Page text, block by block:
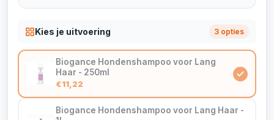
Kies je uitvoering 3 opties
Biogance Hondenshampoo voor Lang
Haar - 250ml
€11,22
Biogance Hondenshampoo voor Lang Haar -